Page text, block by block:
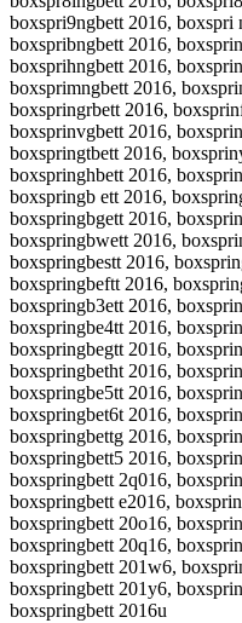
boxspri9ngbett 2016, boxspri
boxspribngbett 2016,
boxsprihngbett 2016,
boxsprimngbett 2016,
boxspringrbett 2016,
boxsprinvgbett 2016,
boxspringtbett 2016,
boxspringhbett 2016,
boxspringb ett 2016,
boxspringbgett 2016,
boxspringbwett 2016,
boxspringbestt 2016,
boxspringbeftt 2016,
boxspringb3ett 2016,
boxspringbe4tt 2016,
boxspringbegtt 2016,
boxspringbetht 2016,
boxspringbe5tt 2016,
boxspringbet6t 2016,
boxspringbettg 2016,
boxspringbett5 2016,
boxspringbett 2q016,
boxspringbett e2016,
boxspringbett 20o16,
boxspringbett 20q16,
boxspringbett 201w6,
boxspringbett 201y6,
boxspringbett 2016u